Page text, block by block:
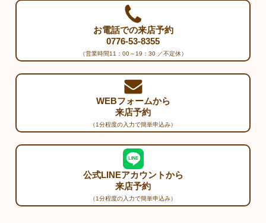
お電話での来店予約
0776-53-8355
（営業時間11：00～19：30 ／不定休）
WEBフォームから
来店予約
（1分程度の入力で簡単申込み）
公式LINEアカウントから
来店予約
（1分程度の入力で簡単申込み）